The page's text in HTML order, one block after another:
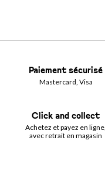
Paiement sécurisé
Mastercard, Visa
Click and collect
Achetez et payez en ligne,
avec retrait en magasin